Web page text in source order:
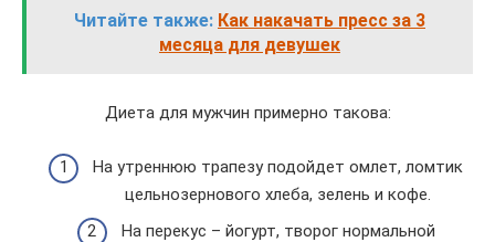
Читайте также: Как накачать пресс за 3
месяца для девушек
Диета для мужчин примерно такова:
На утреннюю трапезу подойдет омлет, ломтик
цельнозернового хлеба, зелень и кофе.
На перекус – йогурт, творог нормальной